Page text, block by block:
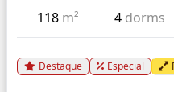
118 m² 4 dorms
Destaque Especial